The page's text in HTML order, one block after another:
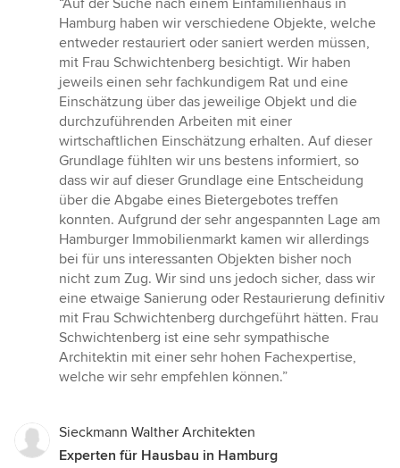
5
von
5
Sternen
“Auf der Suche nach einem Einfamilienhaus in
Hamburg haben wir verschiedene Objekte, welche
entweder restauriert oder saniert werden müssen,
mit Frau Schwichtenberg besichtigt. Wir haben
jeweils einen sehr fachkundigem Rat und eine
Einschätzung über das jeweilige Objekt und die
durchzuführenden Arbeiten mit einer
wirtschaftlichen Einschätzung erhalten. Auf dieser
Grundlage fühlten wir uns bestens informiert, so
dass wir auf dieser Grundlage eine Entscheidung
über die Abgabe eines Bietergebotes treffen
konnten. Aufgrund der sehr angespannten Lage am
Hamburger Immobilienmarkt kamen wir allerdings
bei für uns interessanten Objekten bisher noch
nicht zum Zug. Wir sind uns jedoch sicher, dass wir
eine etwaige Sanierung oder Restaurierung definitiv
mit Frau Schwichtenberg durchgeführt hätten. Frau
Schwichtenberg ist eine sehr sympathische
Architektin mit einer sehr hohen Fachexpertise,
welche wir sehr empfehlen können.”
Sieckmann Walther Architekten
Experten für Hausbau in Hamburg